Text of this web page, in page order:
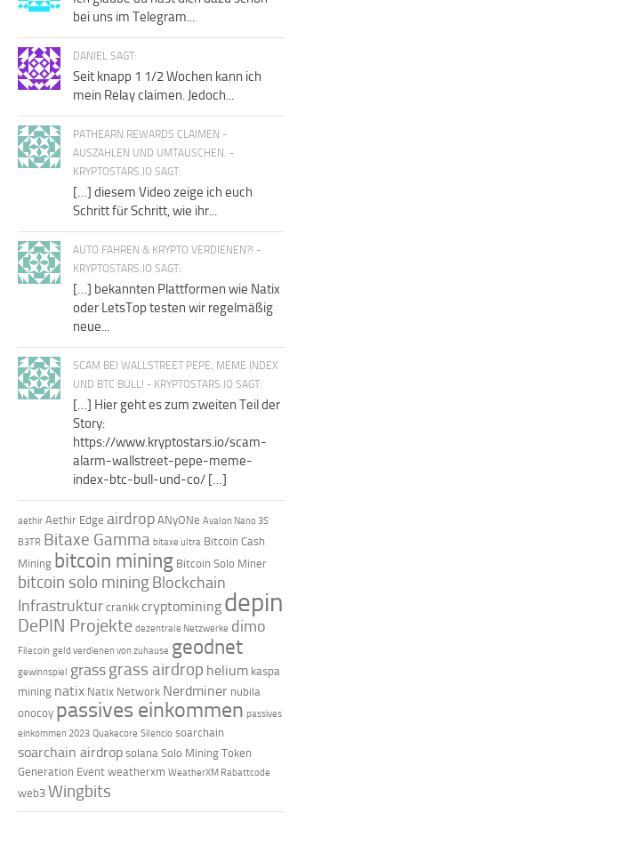
bei uns im Telegram...
DANIEL SAGT:
Seit knapp 1 1/2 Wochen kann ich
mein Relay claimen. Jedoch...
PATHEARN REWARDS CLAIMEN -
AUSZAHLEN UND UMTAUSCHEN. -
KRYPTOSTARS.IO SAGT:
[…] diesem Video zeige ich euch
Schritt für Schritt, wie ihr...
AUTO FAHREN & KRYPTO VERDIENEN?! -
KRYPTOSTARS.IO SAGT:
[…] bekannten Plattformen wie Natix
oder LetsTop testen wir regelmäßig
neue...
SCAM BEI WALLSTREET PEPE, MEME INDEX
UND BTC BULL! - KRYPTOSTARS.IO SAGT:
[…] Hier geht es zum zweiten Teil der
Story:
https://www.kryptostars.io/scam-
alarm-wallstreet-pepe-meme-
index-btc-bull-und-co/ […]
aethir Aethir Edge airdrop ANyONe Avalon Nano 3S
B3TR Bitaxe Gamma bitaxe ultra Bitcoin Cash
Mining bitcoin mining Bitcoin Solo Miner
bitcoin solo mining Blockchain
Infrastruktur crankk cryptomining depin
DePIN Projekte dezentrale Netzwerke dimo
Filecoin geld verdienen von zuhause geodnet
gewinnspiel grass grass airdrop helium kaspa
mining natix Natix Network Nerdminer nubila
onocoy passives einkommen passives
einkommen 2023 Quakecore Silencio soarchain
soarchain airdrop solana Solo Mining Token
Generation Event weatherxm WeatherXM Rabattcode
web3 Wingbits